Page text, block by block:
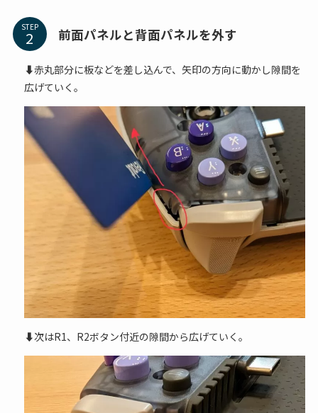
STEP 前面パネルと背面パネルを外す
⬇赤丸部分に板などを差し込んで、矢印の方向に動かし隙間を
広げていく。
⬇次はR1、R2ボタン付近の隙間から広げていく。